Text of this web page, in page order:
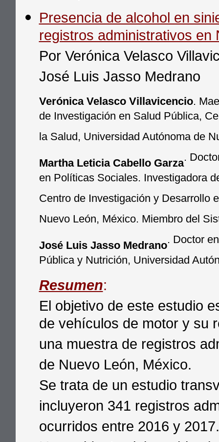
Presencia de alcohol en
registros administrativos en
Por Verónica Velasco
José Luis Jasso Medrano
Verónica Velasco Villavicencio.
de Investigación en Salud Pública,
la Salud, Universidad Autónoma de
Martha Leticia Cabello Garza.
en Políticas Sociales. Investigadora
Centro de Investigación y Desarrollo
Nuevo León, México. Miembro del
José Luis Jasso Medrano. Doctor
Pública y Nutrición, Universidad
Resumen:
El objetivo de este estudio
de vehículos de motor y su
una muestra de registros
de Nuevo León, México.
Se trata de un estudio
incluyeron 341 registros
ocurridos entre 2016 y 2017.